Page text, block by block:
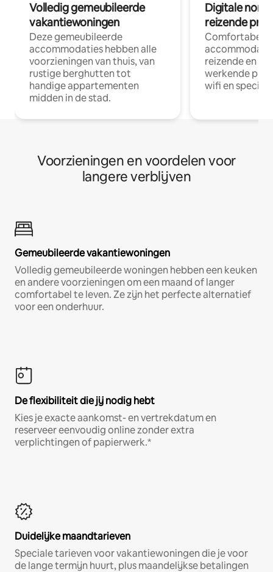
Volledig gemeubileerde
vakantiewoningen
Deze gemeubileerde
accommodaties hebben alle
voorzieningen van thuis, van
rustige berghutten tot
handige appartementen
midden in de stad.
Digitale
reizende
Comfortabele
reizende en
werkende
wifi en
Voorzieningen en voordelen voor
langere verblijven
Gemeubileerde vakantiewoningen
Volledig gemeubileerde woningen hebben een keuken
en andere voorzieningen om een maand of langer
comfortabel te leven. Ze zijn het perfecte alternatief
voor een onderhuur.
De flexibiliteit die jij nodig hebt
Kies je exacte aankomst- en vertrekdatum en
reserveer eenvoudig online zonder extra
verplichtingen of papierwerk.*
Duidelijke maandtarieven
Speciale tarieven voor vakantiewoningen die je voor
de lange termijn huurt, plus maandelijkse betalingen